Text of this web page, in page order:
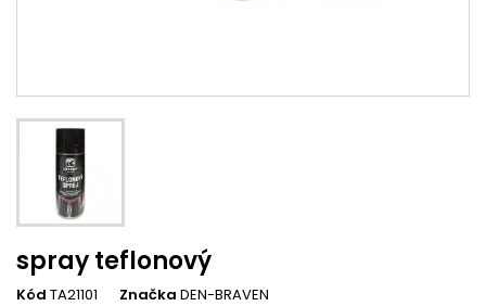
spray teflonový
Kód TA21101 Značka DEN-BRAVEN